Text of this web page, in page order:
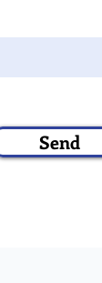
Send